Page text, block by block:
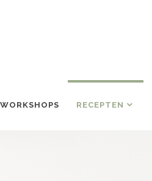
RECEPTEN